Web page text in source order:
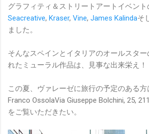
グラフィティ＆ストリートアートイベント
Seacreative, Kraser, Vine, James Kalindaそ
ました。
そんなスペインとイタリアのオールスタ
れたミューラル作品は、見事な出来栄え！
この夏、ヴァレーゼに旅行の予定のある
Franco OssolaVia Giuseppe Bolchini, 25,
をご覧いただきたい。